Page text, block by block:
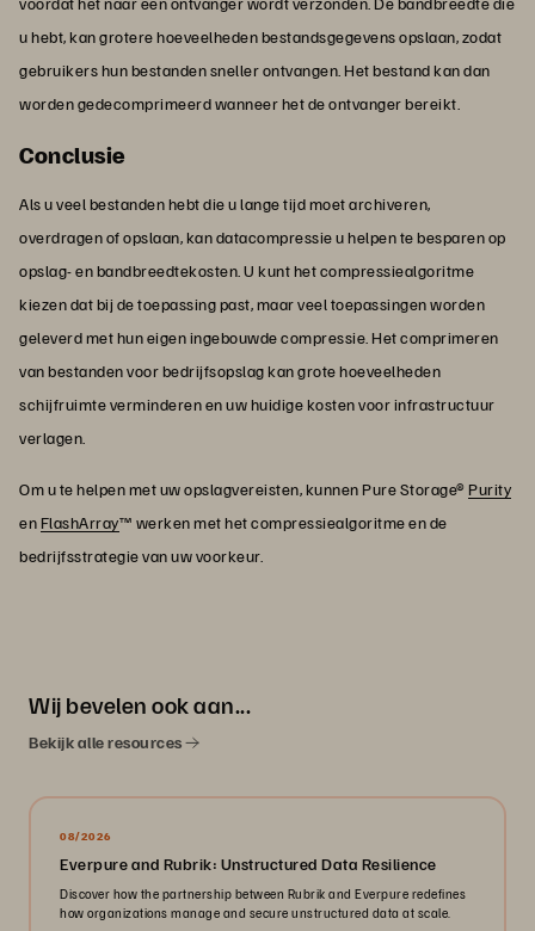
u hebt, kan grotere hoeveelheden bestandsgegevens opslaan, zodat
gebruikers hun bestanden sneller ontvangen. Het bestand kan dan
worden gedecomprimeerd wanneer het de ontvanger bereikt.
Conclusie
Als u veel bestanden hebt die u lange tijd moet archiveren,
overdragen of opslaan, kan datacompressie u helpen te besparen op
opslag- en bandbreedtekosten. U kunt het compressiealgoritme
kiezen dat bij de toepassing past, maar veel toepassingen worden
geleverd met hun eigen ingebouwde compressie. Het comprimeren
van bestanden voor bedrijfsopslag kan grote hoeveelheden
schijfruimte verminderen en uw huidige kosten voor infrastructuur
verlagen.
Om u te helpen met uw opslagvereisten, kunnen Pure Storage® Purity
enFlashArray™ werken met het compressiealgoritme en de
bedrijfsstrategie van uw voorkeur.
Wij bevelen ook aan...
Bekijk alle resources
08/2026
Everpure and Rubrik: Unstructured Data Resilience
Discover how the partnership between Rubrik and Everpure redefines
how organizations manage and secure unstructured data at scale.